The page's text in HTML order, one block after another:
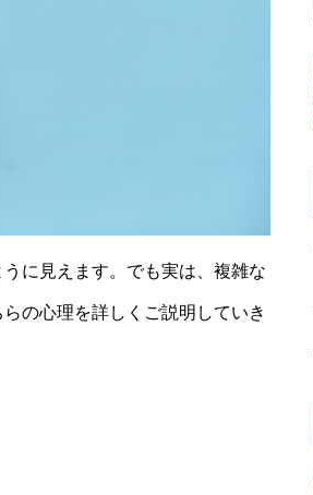
に見えます。でも実は、複雑な
の心理を詳しくご説明していき